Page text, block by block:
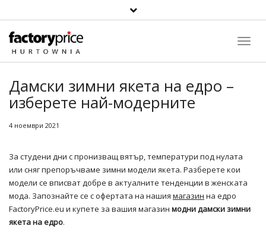
Дамски зимни якета на едро –
изберете най-модерните
4 ноември 2021
За студени дни с пронизващ вятър, температури под нулата
или сняг препоръчваме зимни модели якета. Разберете кои
модели се вписват добре в актуалните тенденции в женската
мода. Запознайте се с офертата на нашия магазин на едро
FactoryPrice.eu и купете за вашия магазин модни дамски зимни
якета на едро.